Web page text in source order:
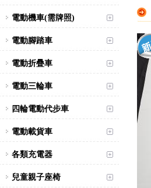
電動機車(需牌照)
電動腳踏車
電動折疊車
電動三輪車
四輪電動代步車
電動載貨車
各類充電器
兒童親子座椅